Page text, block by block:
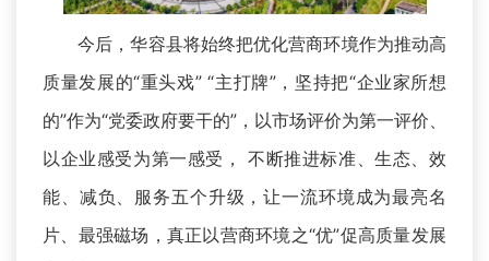
今后，华容县将始终把优化营商环境作为推动高
质量发展的“重头戏” “主打牌”，坚持把“企业家所想
的”作为“党委政府要干的”，以市场评价为第一评价、
以企业感受为第一感受， 不断推进标准、生态、效
能、减负、服务五个升级，让一流环境成为最亮名
片、最强磁场，真正以营商环境之“优”促高质量发展